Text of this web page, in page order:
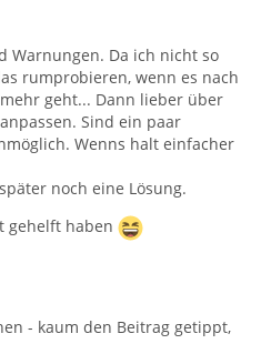
Warnungen. Da ich nicht so
rumprobieren, wenn es nach
geht... Dann lieber über
Sind ein paar
Wenns halt einfacher
noch eine Lösung.
gehelft haben
- kaum den Beitrag getippt,